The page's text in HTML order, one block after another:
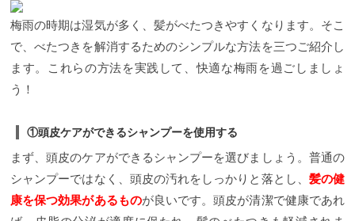
梅雨の時期は湿気が多く、髪がべたつきやすくなります。そこ
で、べたつきを解消するためのシンプルな方法を三つご紹介し
ます。これらの方法を実践して、快適な梅雨を過ごしましょ
う！
①頭皮ケアができるシャンプーを使用する
まず、頭皮のケアができるシャンプーを選びましょう。普通の
シャンプーではなく、頭皮の汚れをしっかりと落とし、 髪の健
康を保つ効果があるものが良いです。頭皮が清潔で健康であれ